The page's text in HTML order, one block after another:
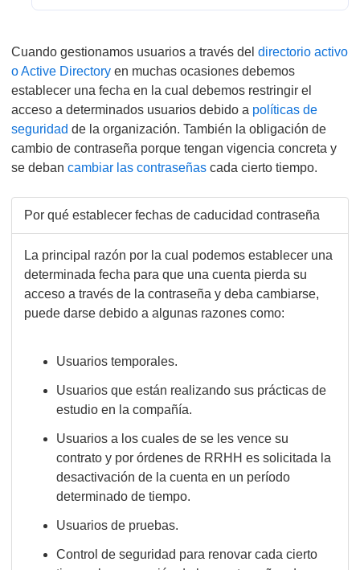
Cuando gestionamos usuarios a través del directorio activo
o Active Directory en muchas ocasiones debemos
establecer una fecha en la cual debemos restringir el
acceso a determinados usuarios debido a políticas de
seguridad de la organización. También la obligación de
cambio de contraseña porque tengan vigencia concreta y
se deban cambiar las contraseñas cada cierto tiempo.
Por qué establecer fechas de caducidad contraseña
La principal razón por la cual podemos establecer una
determinada fecha para que una cuenta pierda su
acceso a través de la contraseña y deba cambiarse,
puede darse debido a algunas razones como:
Usuarios temporales.
Usuarios que están realizando sus prácticas de
estudio en la compañía.
Usuarios a los cuales de se les vence su
contrato y por órdenes de RRHH es solicitada la
desactivación de la cuenta en un período
determinado de tiempo.
Usuarios de pruebas.
Control de seguridad para renovar cada cierto